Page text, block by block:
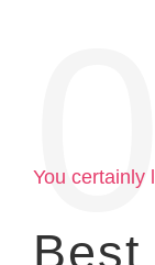
You certainly